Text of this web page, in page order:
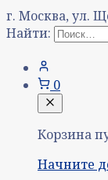
г. Москва, ул.
Найти:
0
Корзина
Начните